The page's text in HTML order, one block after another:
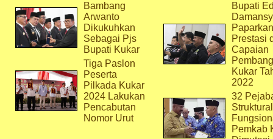
Bambang
Arwanto
Dikukuhkan
Sebagai Pjs
Bupati Kukar
Tiga Paslon
Peserta
Pilkada Kukar
2024 Lakukan
Pencabutan
Nomor Urut
Bupati
Paparkan
Prestasi
Capaian
Kukar
2022
32
Pemkab